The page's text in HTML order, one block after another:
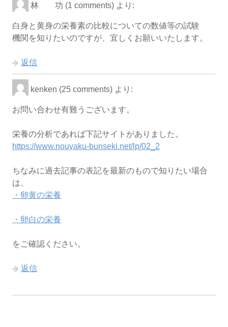
林 功 (1 comments) より:
白身と黄身の栄養素の比較についての数値等の試験
機関を知りたいのですが、宜しくお願いいたします。
返信
kenken (25 comments) より:
お問い合わせ有難うございます。
栄養の分析であれば下記サイトがありました。
https://www.nouyaku-bunseki.net/lp/02_2
ちなみに過去記事の表記を最新のもので知りたい場合
は、
・卵黄の栄養
・卵白の栄養
をご確認ください。
返信